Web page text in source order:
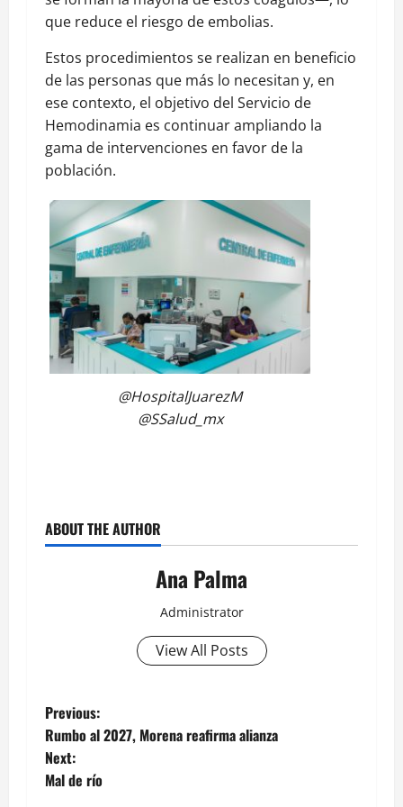
que reduce el riesgo de embolias.
Estos procedimientos se realizan en beneficio
de las personas que más lo necesitan y, en
ese contexto, el objetivo del Servicio de
Hemodinamia es continuar ampliando la
gama de intervenciones en favor de la
población.
@HospitalJuarezM
@SSalud_mx
ABOUT THE AUTHOR
Ana Palma
Administrator
View All Posts
Post
navigation
Previous:
Rumbo al 2027, Morena reafirma alianza
Next:
Mal de río